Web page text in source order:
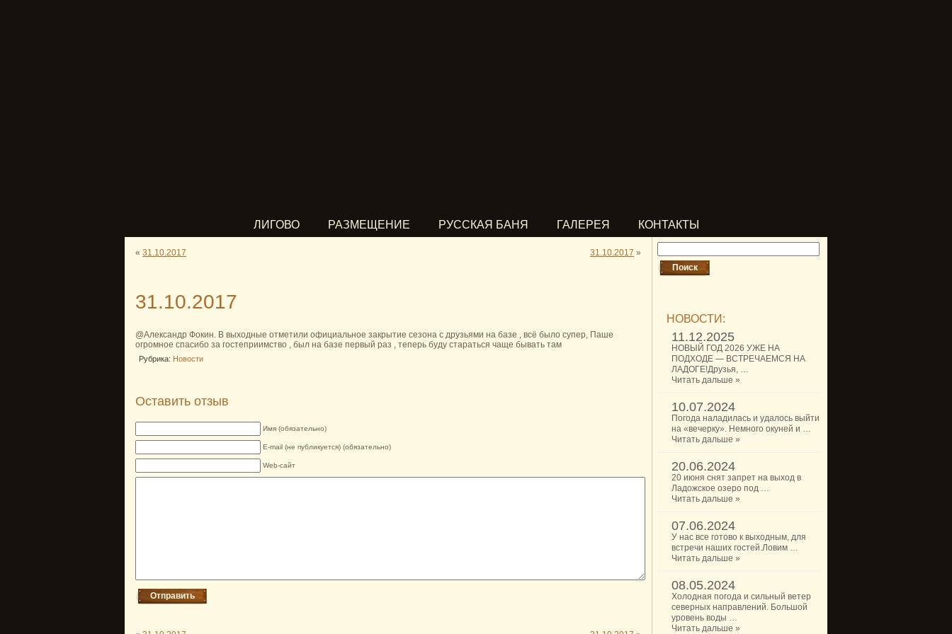
ЛИГОВО РАЗМЕЩЕНИЕ РУССКАЯ БАНЯ ГАЛЕРЕЯ КОНТАКТЫ
« 31.10.2017 31.10.2017 »
31.10.2017
@Александр Фокин. В выходные отметили официальное закрытие сезона с друзьями на базе , всё было супер, Паше
огромное спасибо за гостеприимство , был на базе первый раз , теперь буду стараться чаще бывать там
Рубрика: Новости
Оставить отзыв
Имя (обязательно)
E-mail (не публикуется) (обязательно)
Web-сайт
НОВОСТИ:
11.12.2025
НОВЫЙ ГОД 2026 УЖЕ НА
ПОДХОДЕ — ВСТРЕЧАЕМСЯ НА
ЛАДОГЕ!Друзья, …
Читать дальше »
10.07.2024
Погода наладилась и удалось выйти
на «вечерку». Немного окуней и …
Читать дальше »
20.06.2024
20 июня снят запрет на выход в
Ладожское озеро под …
Читать дальше »
07.06.2024
У нас все готово к выходным, для
встречи наших гостей.Ловим …
Читать дальше »
08.05.2024
Холодная погода и сильный ветер
северных направлений. Большой
уровень воды …
Читать дальше »